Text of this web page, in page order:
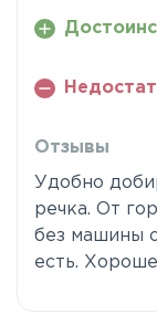
Отзывы
Удобно
речка. От
без машины
есть.